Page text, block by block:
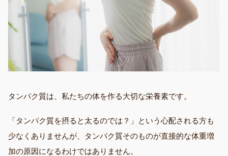
タンパク質は、私たちの体を作る大切な栄養素です。
「タンパク質を摂ると太るのでは？」という心配される方も
少なくありませんが、タンパク質そのものが直接的な体重増
加の原因になるわけではありません。